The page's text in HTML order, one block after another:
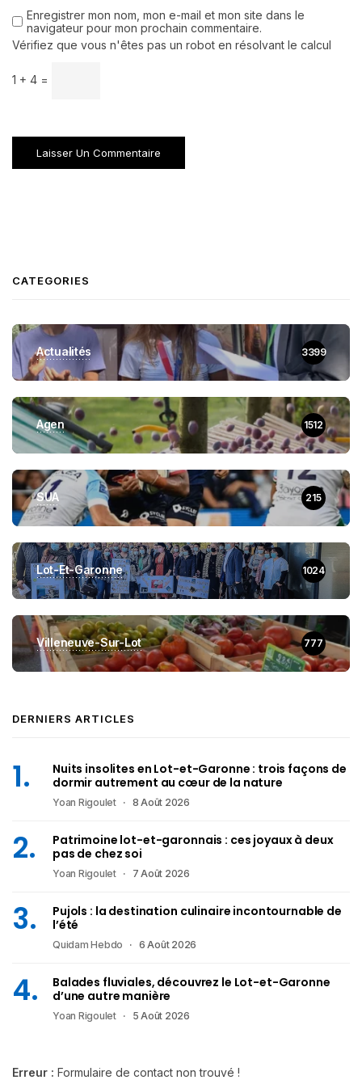
Enregistrer mon nom, mon e-mail et mon site dans le
navigateur pour mon prochain commentaire.
Vérifiez que vous n'êtes pas un robot en résolvant le calcul
1 + 4 =
CATEGORIES
Actualités 3399
Agen 1512
SUA 215
Lot-Et-Garonne 1024
Villeneuve-Sur-Lot 777
DERNIERS ARTICLES
Nuits insolites en Lot-et-Garonne : trois façons de
dormir autrement au cœur de la nature
Yoan Rigoulet 8 Août 2026
Patrimoine lot-et-garonnais : ces joyaux à deux
pas de chez soi
Yoan Rigoulet 7 Août 2026
Pujols : la destination culinaire incontournable de
l’été
Quidam Hebdo 6 Août 2026
Balades fluviales, découvrez le Lot-et-Garonne
d’une autre manière
Yoan Rigoulet 5 Août 2026
Erreur : Formulaire de contact non trouvé !